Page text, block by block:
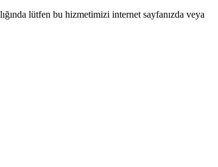
lütfen bu hizmetimizi internet sayfanızda veya